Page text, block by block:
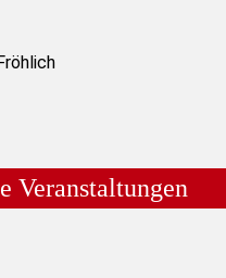
Veranstaltungen